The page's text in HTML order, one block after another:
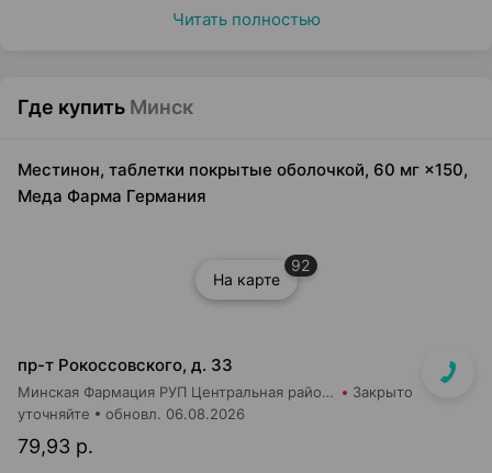
Читать полностью
Где купить Минск
Местинон, таблетки покрытые оболочкой, 60 мг ×150,
Меда Фарма Германия
На карте
92
пр-т Рокоссовского, д. 33
Минская Фармация РУП Центральная районная аптека №182 Закрыто
79,93 р.
уточняйте обновл. 06.08.2026